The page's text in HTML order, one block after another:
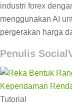
industri forex
menggunakan AI
pergerakan harga
Penulis
Tutorial